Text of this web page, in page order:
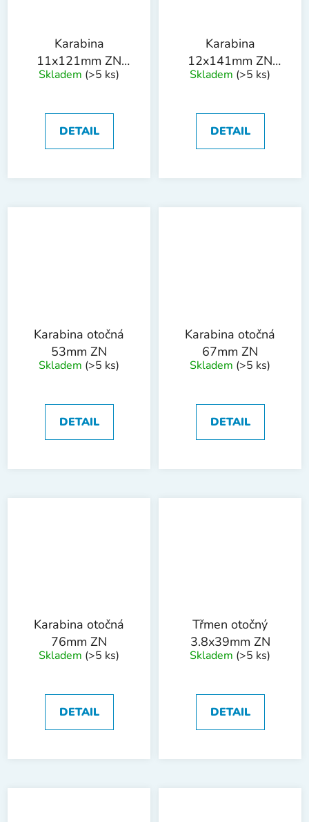
Karabina
11x121mm ZN
DIN 5299C
Skladem (>5 ks)
DETAIL
Karabina
12x141mm ZN
DIN 5299C
Skladem (>5 ks)
DETAIL
Karabina otočná
53mm ZN
Skladem (>5 ks)
DETAIL
Karabina otočná
67mm ZN
Skladem (>5 ks)
DETAIL
Karabina otočná
76mm ZN
Skladem (>5 ks)
DETAIL
Třmen otočný
3.8x39mm ZN
Skladem (>5 ks)
DETAIL